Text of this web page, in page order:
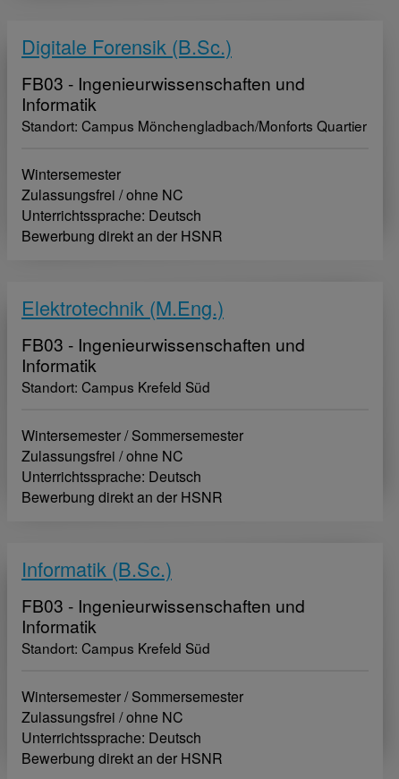
Digitale Forensik (B.Sc.)
FB03 - Ingenieurwissenschaften und
Informatik
Standort: Campus Mönchengladbach/Monforts Quartier
Wintersemester
Zulassungsfrei / ohne NC
Unterrichtssprache: Deutsch
Bewerbung direkt an der HSNR
Elektrotechnik (M.Eng.)
FB03 - Ingenieurwissenschaften und
Informatik
Standort: Campus Krefeld Süd
Wintersemester / Sommersemester
Zulassungsfrei / ohne NC
Unterrichtssprache: Deutsch
Bewerbung direkt an der HSNR
Informatik (B.Sc.)
FB03 - Ingenieurwissenschaften und
Informatik
Standort: Campus Krefeld Süd
Wintersemester / Sommersemester
Zulassungsfrei / ohne NC
Unterrichtssprache: Deutsch
Bewerbung direkt an der HSNR